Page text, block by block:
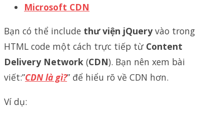
Microsoft CDN
Bạn có thể include thư viện jQueryvào trong
HTML code một cách trực tiếp từ Content
Delivery Network (CDN). Bạn nên xem bài
viết:”CDN là gì?” để hiểu rõ về CDN hơn.
Ví dụ: